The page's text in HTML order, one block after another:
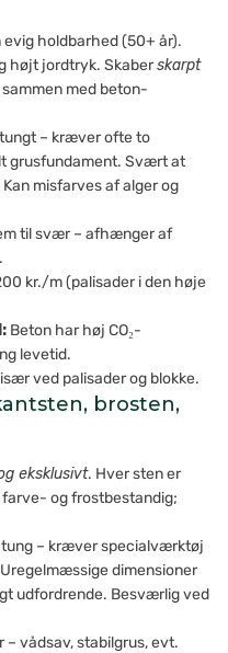
holdbarhed (50+ år).
højt jordtryk. Skaberskarpt
sammen med beton­
– kræver ofte to
grus­fundament. Svært at
misfarves af alger og
til svær – afhænger af
kr./m (palisader i den høje
Beton har høj CO₂-
levetid.
ved palisader og blokke.
brosten,
eksklusivt. Hver sten er
og frost­bestandig;
tung – kræver special­værktøj
dimensioner
udfordrende. Besværlig ved
– vådsav, stabilgrus, evt.